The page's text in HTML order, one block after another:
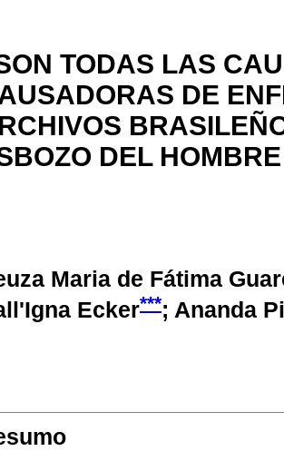
TODAS LAS
DE
DEL
Maria de Fátima
Ecker***; Ananda